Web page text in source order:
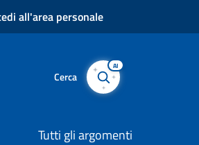
all'area personale
Cerca
AI
Tutti gli argomenti